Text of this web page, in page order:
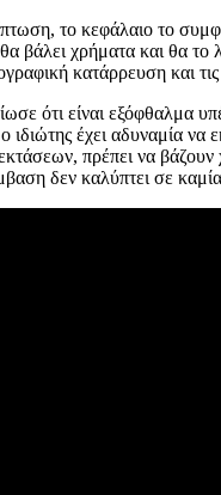
το κεφάλαιο το
χρήματα και θα το
κατάρρευση και
ότι είναι εξόφθαλμα
ιδιώτης έχει αδυναμία
πρέπει να
δεν καλύπτει σε